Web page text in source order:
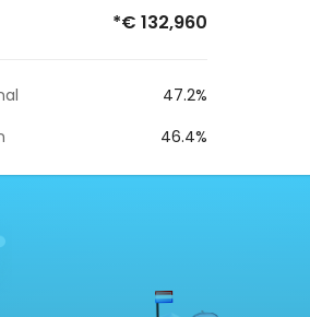
*€ 132,960
47.2%
46.4%